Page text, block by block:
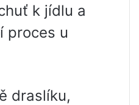
k jídlu a
proces u
draslíku,